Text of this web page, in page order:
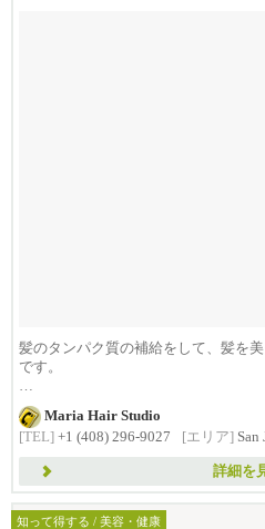
髪のタンパク質の補給をして、髪を
です。
ダメージによるパサつきやうねりが気
Maria Hair Studio
[TEL] +1 (408) 296-9027 [エリア] San
詳細を
知って得する / 美容・健康